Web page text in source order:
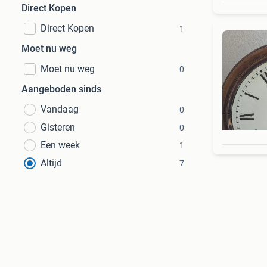
Direct Kopen
Direct Kopen
1
Moet nu weg
Moet nu weg
0
Aangeboden sinds
Vandaag
0
Gisteren 0
Een week 1
Altijd 7